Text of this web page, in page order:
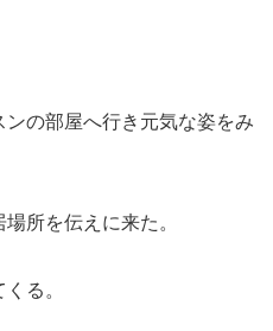
の部屋へ行き元気な姿をみ
所を伝えに来た。
る。